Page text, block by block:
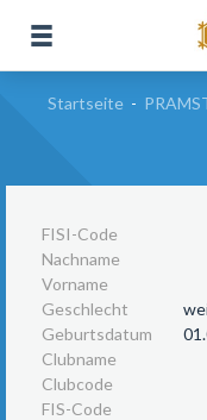
Startseite -
FISI-Code
Nachname
Vorname
Geschlecht
Geburtsdatum
Clubname
Clubcode
FIS-Code